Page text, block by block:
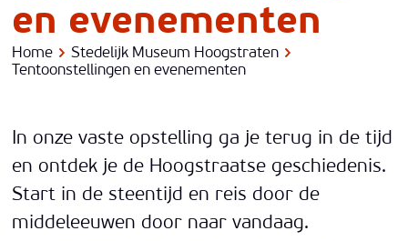
en evenementen
Home
Stedelijk Museum Hoogstraten
Tentoonstellingen en evenementen
In onze vaste opstelling ga je terug in de tijd
en ontdek je de Hoogstraatse geschiedenis.
Start in de steentijd en reis door de
middeleeuwen door naar vandaag.